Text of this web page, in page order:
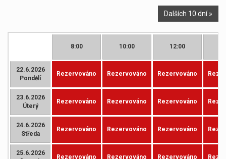
Dalších 10 dní »
8:00 10:00 12:00
22.6.2026
Pondělí
Rezervováno Rezervováno Rezervováno
23.6.2026
Úterý
Rezervováno Rezervováno Rezervováno
24.6.2026
Středa
Rezervováno Rezervováno Rezervováno
25.6.2026
Rezervováno Rezervováno Rezervováno